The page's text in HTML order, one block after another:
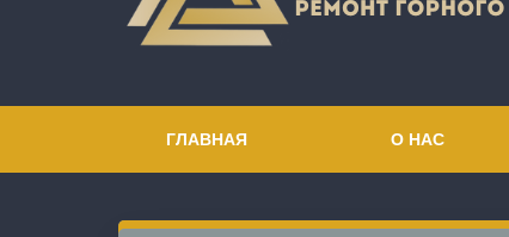
ГЛАВНАЯ О НАС